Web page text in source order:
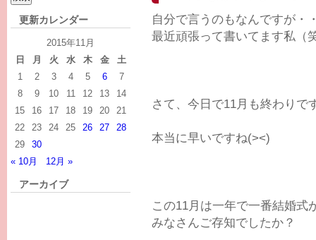
更新カレンダー
2015年11月
日
月 火 水 木 金
土
1
2 3 4 5 6
7
8
9 10 11 12 13
14
15
16 17 18 19 20
21
22
23 24 25 26 27
28
29
30
« 10月
12月 »
アーカイブ
自分で言うのもなんですが・
最近頑張って書いてます私（
さて、今日で11月も終わりで
本当に早いですね(><)
この11月は一年で一番結婚式
みなさんご存知でしたか？